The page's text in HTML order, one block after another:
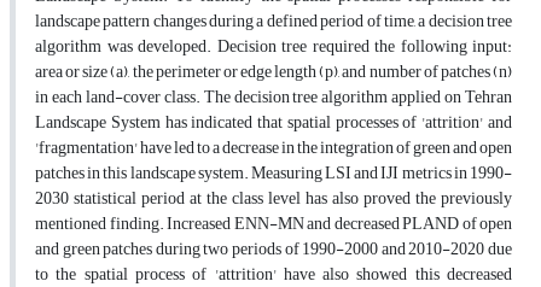
landscape pattern changes during a defined period of time, a decision tree
algorithm was developed. Decision tree required the following input:
area or size (a), the perimeter or edge length (p), and number of patches (n)
in each land-cover class. The decision tree algorithm applied on Tehran
Landscape System has indicated that spatial processes of 'attrition' and
'fragmentation' have led to a decrease in the integration of green and open
patches in this landscape system. Measuring LSI and IJI metrics in 1990-
2030 statistical period at the class level has also proved the previously
mentioned finding. Increased ENN-MN and decreased PLAND of open
and green patches during two periods of 1990-2000 and 2010-2020 due
to the spatial process of 'attrition' have also showed this decreased